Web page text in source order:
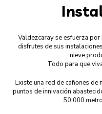
Valdezcaray se esfuerza
disfrutes de sus
nieve
Todo para que
Existe una red de cañones
puntos de innivación
50.000